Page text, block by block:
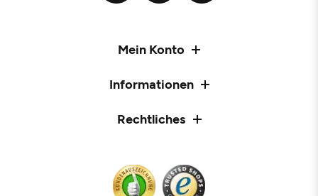
Mein Konto
Informationen
Rechtliches